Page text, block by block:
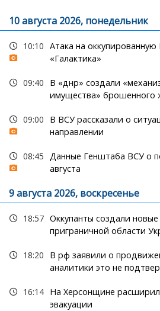
10 августа 2026, понедельник
10:10 Атака на оккупированную
«Галактика»
09:40
В «днр» создали
имущества» брошенного
09:00
В ВСУ рассказали о
направлении
08:45 Данные Генштаба ВСУ о
августа
9 августа 2026, воскресенье
18:57 Оккупанты создали
приграничной области
18:20
В рф заявили о
аналитики это не
16:14 На Херсонщине
эвакуации